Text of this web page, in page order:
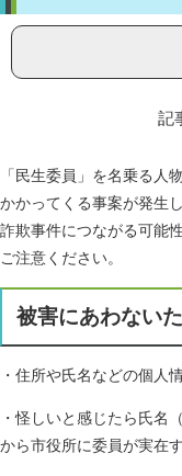
記
「民生委員」を名乗る人
かかってくる事案が発生
詐欺事件につながる可能
ご注意ください。
被害にあわない
・住所や氏名などの個人
・怪しいと感じたら氏名
から市役所に委員が実在